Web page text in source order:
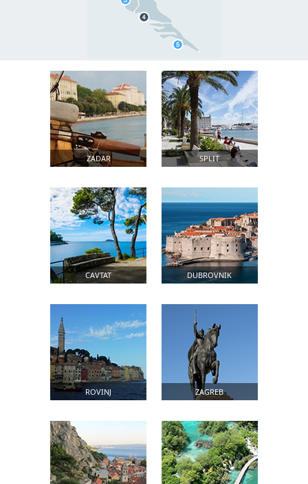
ZADAR SPLIT
CAVTAT DUBROVNIK
ROVINJ ZAGREB